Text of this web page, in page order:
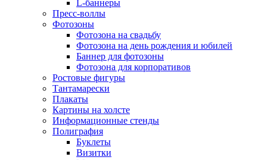
L-баннеры
Пресс-воллы
Фотозоны
Фотозона на свадьбу
Фотозона на день рождения и юбилей
Баннер для фотозоны
Фотозона для корпоративов
Ростовые фигуры
Тантамарески
Плакаты
Картины на холсте
Информационные стенды
Полиграфия
Буклеты
Визитки